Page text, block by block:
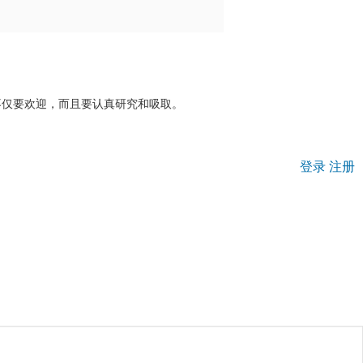
登录 注册